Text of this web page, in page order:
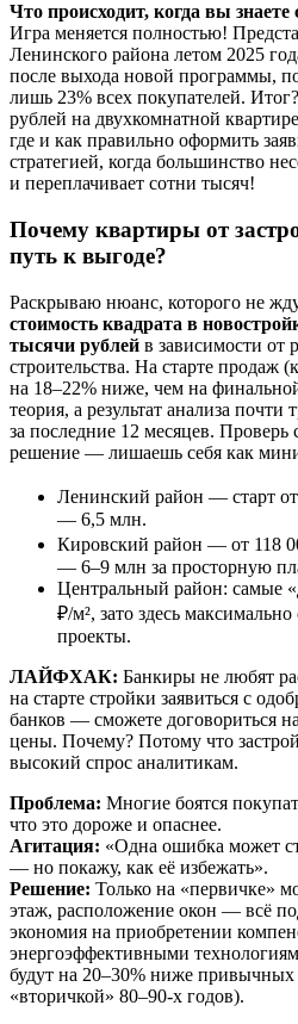
Что происходит, когда вы
Игра меняется полностью!
Ленинского района летом 2025
после выхода новой программы,
лишь 23% всех покупателей.
рублей на двухкомнатной
где и как правильно оформить
стратегией, когда большинство
и переплачивает сотни тысяч!
Почему квартиры от
путь к выгоде?
Раскрываю нюанс, которого не
стоимость квадрата в
тысячи рублей в зависимости от
строительства. На старте продаж
на 18–22% ниже, чем на
теория, а результат анализа почти
за последние 12 месяцев. Проверь
решение — лишаешь себя как
Ленинский район — старт от
— 6,5 млн.
Кировский район — от 118
— 6–9 млн за просторную
Центральный район: самые
₽/м², зато здесь
проекты.
ЛАЙФХАК: Банкиры не любят
на старте стройки заявиться с
банков — сможете договориться
цены. Почему? Потому что
высокий спрос аналитикам.
Проблема: Многие боятся
что это дороже и опаснее.
Агитация: «Одна ошибка может
— но покажу, как её избежать».
Решение: Только на «первичке»
этаж, расположение окон — всё
экономия на приобретении
энергоэффективными
будут на 20–30% ниже привычных
«вторичкой» 80–90-х годов).